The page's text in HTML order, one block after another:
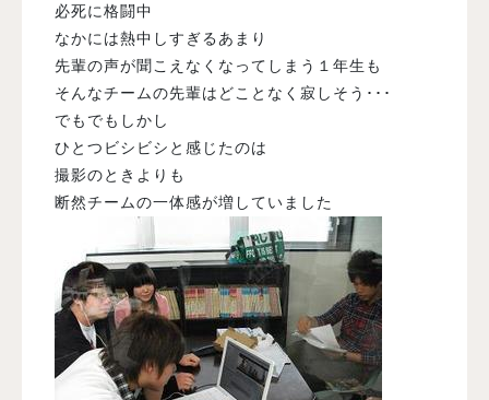
必死に格闘中
なかには熱中しすぎるあまり
先輩の声が聞こえなくなってしまう１年生も
そんなチームの先輩はどことなく寂しそう･･･
でもでもしかし
ひとつビシビシと感じたのは
撮影のときよりも
断然チームの一体感が増していました